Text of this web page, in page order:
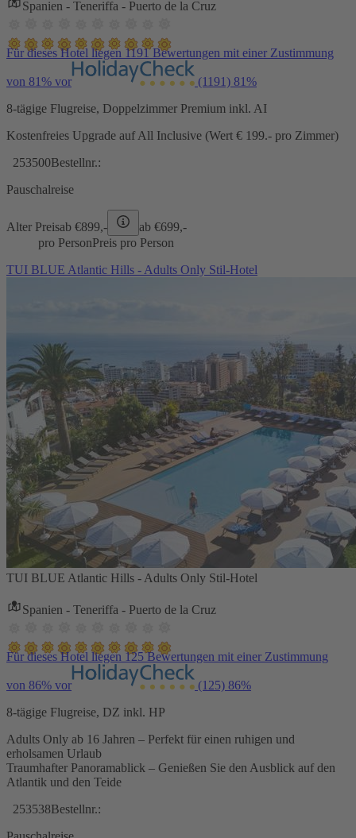
Spanien - Teneriffa - Puerto de la Cruz
Für dieses Hotel liegen 1191 Bewertungen mit einer Zustimmung
von 81% vor (1191) 81%
8-tägige Flugreise, Doppelzimmer Premium inkl. AI
Kostenfreies Upgrade auf All Inclusive (Wert € 199.- pro Zimmer)
253500Bestellnr.:
Pauschalreise
Alter Preisab €899,- ab €699,-
pro PersonPreis pro Person
TUI BLUE Atlantic Hills - Adults Only Stil-Hotel
TUI BLUE Atlantic Hills - Adults Only Stil-Hotel
Spanien - Teneriffa - Puerto de la Cruz
Für dieses Hotel liegen 125 Bewertungen mit einer Zustimmung
von 86% vor (125) 86%
8-tägige Flugreise, DZ inkl. HP
Adults Only ab 16 Jahren – Perfekt für einen ruhigen und
erholsamen Urlaub
Traumhafter Panoramablick – Genießen Sie den Ausblick auf den
Atlantik und den Teide
253538Bestellnr.: